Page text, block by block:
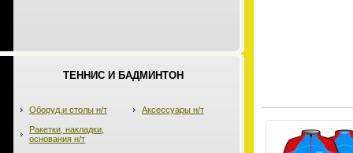
ТЕННИС И БАДМИНТОН
Оборуд.и столы н/т
Ракетки, накладки,
основания н/т
Аксессуары н/т